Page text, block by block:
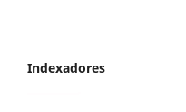
Indexadores